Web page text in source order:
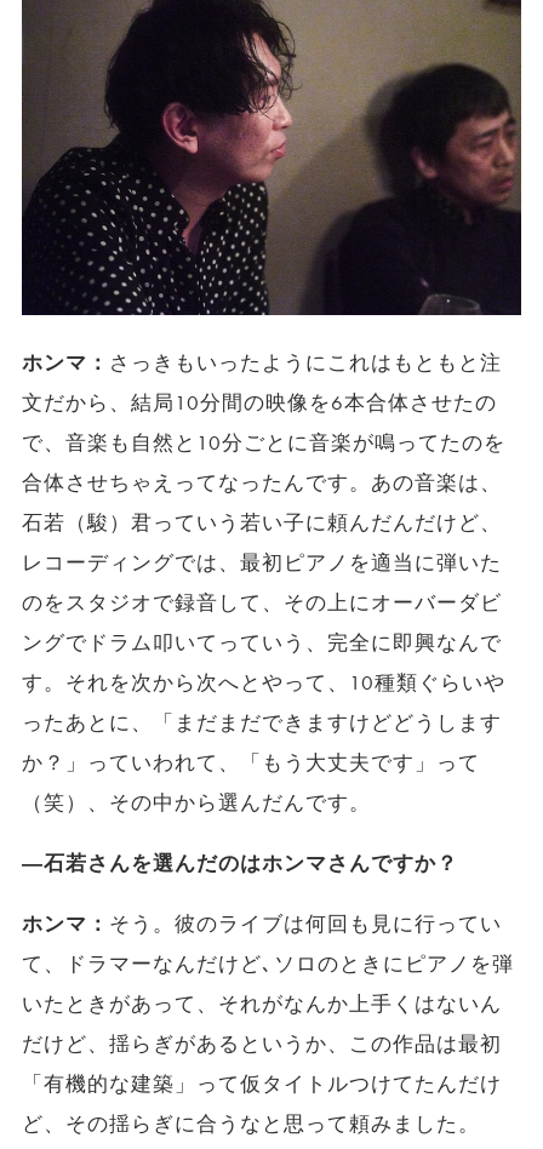
ホンマ： さっきもいったようにこれはもともと注
文だから、結局10分間の映像を6本合体させたの
で、音楽も自然と10分ごとに音楽が鳴ってたのを
合体させちゃえってなったんです。あの音楽は、
石若（駿）君っていう若い子に頼んだんだけど、
レコーディングでは、最初ピアノを適当に弾いた
のをスタジオで録音して、その上にオーバーダビ
ングでドラム叩いてっていう、完全に即興なんで
す。それを次から次へとやって、10種類ぐらいや
ったあとに、「まだまだできますけどどうします
か？」っていわれて、「もう大丈夫です」って
（笑）、その中から選んだんです。
―石若さんを選んだのはホンマさんですか？
ホンマ： そう。彼のライブは何回も見に行ってい
て、ドラマーなんだけど､ソロのときにピアノを弾
いたときがあって、それがなんか上手くはないん
だけど、揺らぎがあるというか、この作品は最初
「有機的な建築」って仮タイトルつけてたんだけ
ど、その揺らぎに合うなと思って頼みました。